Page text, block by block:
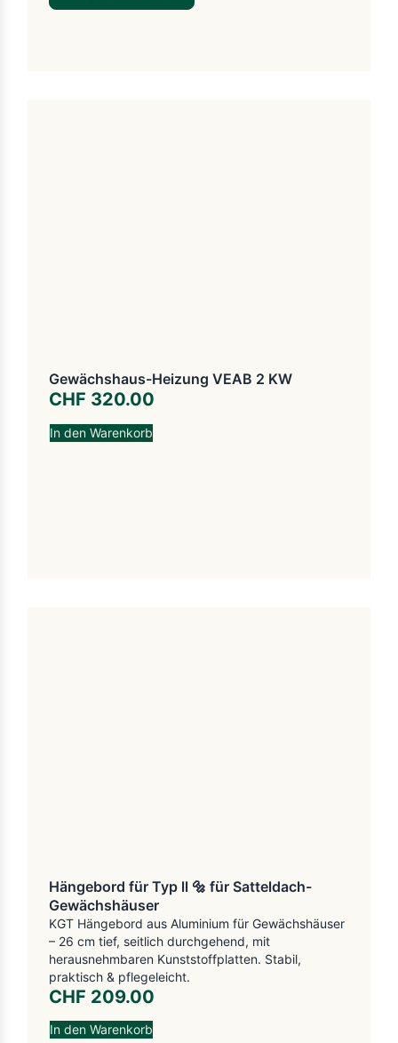
Gewächshaus-Heizung VEAB 2 KW
CHF 320.00
In den Warenkorb
Hängebord für Typ ll 🔩 für Satteldach-
Gewächshäuser
KGT Hängebord aus Aluminium für Gewächshäuser
– 26 cm tief, seitlich durchgehend, mit
herausnehmbaren Kunststoffplatten. Stabil,
praktisch & pflegeleicht.
CHF 209.00
In den Warenkorb